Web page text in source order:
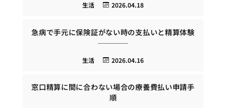
2026.04.18
生活
急病で手元に保険証がない時の支払いと精算体験
2026.04.16
生活
窓口精算に間に合わない場合の療養費払い申請手
順